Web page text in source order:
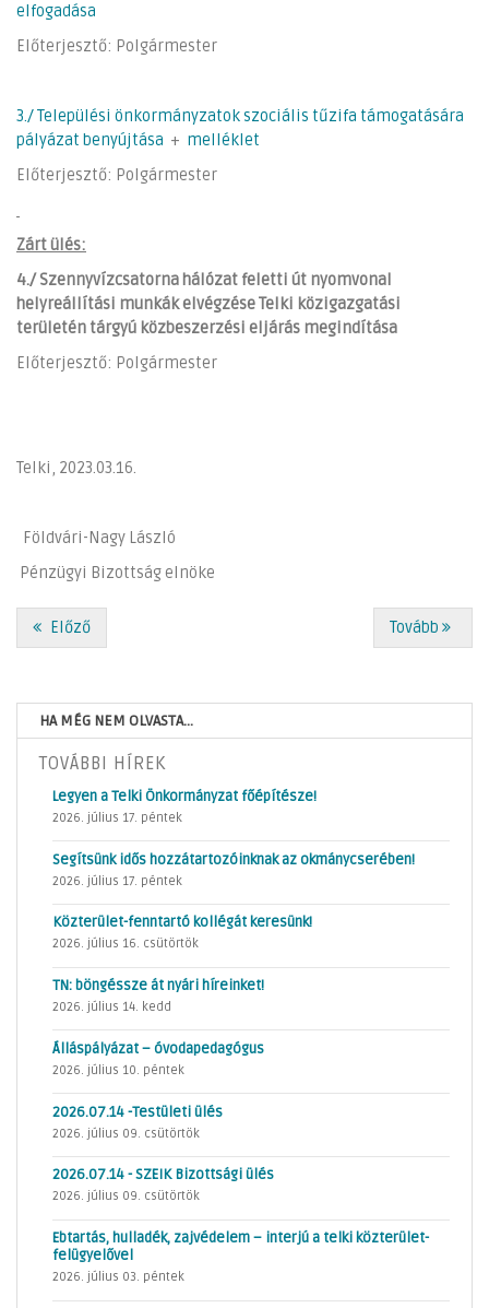
elfogadása
Előterjesztő: Polgármester
3./ Települési önkormányzatok szociális tűzifa támogatására
pályázat benyújtása + melléklet
Előterjesztő: Polgármester
Zárt ülés:
4./Szennyvízcsatorna hálózat feletti út nyomvonal
helyreállítási munkák elvégzése Telki közigazgatási
területén tárgyú közbeszerzési eljárás megindítása
Előterjesztő: Polgármester
Telki, 2023.03.16.
Földvári-Nagy László
Pénzügyi Bizottság elnöke
Előző Tovább
HA MÉG NEM OLVASTA...
TOVÁBBI HÍREK
Legyen a Telki Önkormányzat főépítésze!
2026. július 17. péntek
Segítsünk idős hozzátartozóinknak az okmánycserében!
2026. július 17. péntek
Közterület-fenntartó kollégát keresünk!
2026. július 16. csütörtök
TN: böngéssze át nyári híreinket!
2026. július 14. kedd
Álláspályázat – óvodapedagógus
2026. július 10. péntek
2026.07.14 -Testületi ülés
2026. július 09. csütörtök
2026.07.14 - SZEIK Bizottsági ülés
2026. július 09. csütörtök
Ebtartás, hulladék, zajvédelem – interjú a telki közterület-
felügyelővel
2026. július 03. péntek